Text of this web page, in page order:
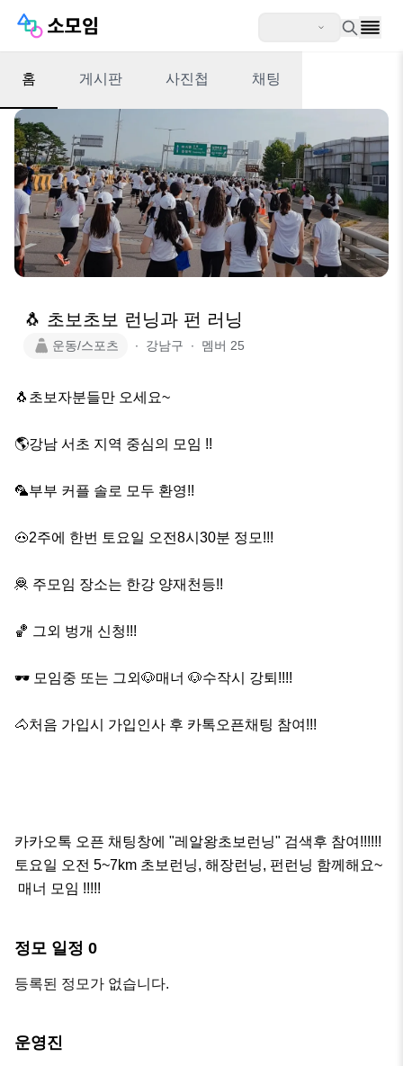
홈 게시판 사진첩 채팅
🐧 초보초보 런닝과 펀 러닝
운동/스포츠 ∙ 강남구 ∙ 멤버 25
🐧초보자분들만 오세요~
🌎강남 서초 지역 중심의 모임 !!
🦜부부 커플 솔로 모두 환영!!
🐽2주에 한번 토요일 오전8시30분 정모!!!
🦧 주모임 장소는 한강 양재천등!!
🏀 그외 벙개 신청!!!
🕶 모임중 또는 그외🐶매너 🐶수작시 강퇴!!!!
🐴처음 가입시 가입인사 후 카톡오픈채팅 참여!!!
카카오톡 오픈 채팅창에 "레알왕초보런닝" 검색후 참여!!!!!!
토요일 오전 5~7km 초보런닝, 해장런닝, 펀런닝 함께해요~
매너 모임 !!!!!
정모 일정 0
등록된 정모가 없습니다.
운영진